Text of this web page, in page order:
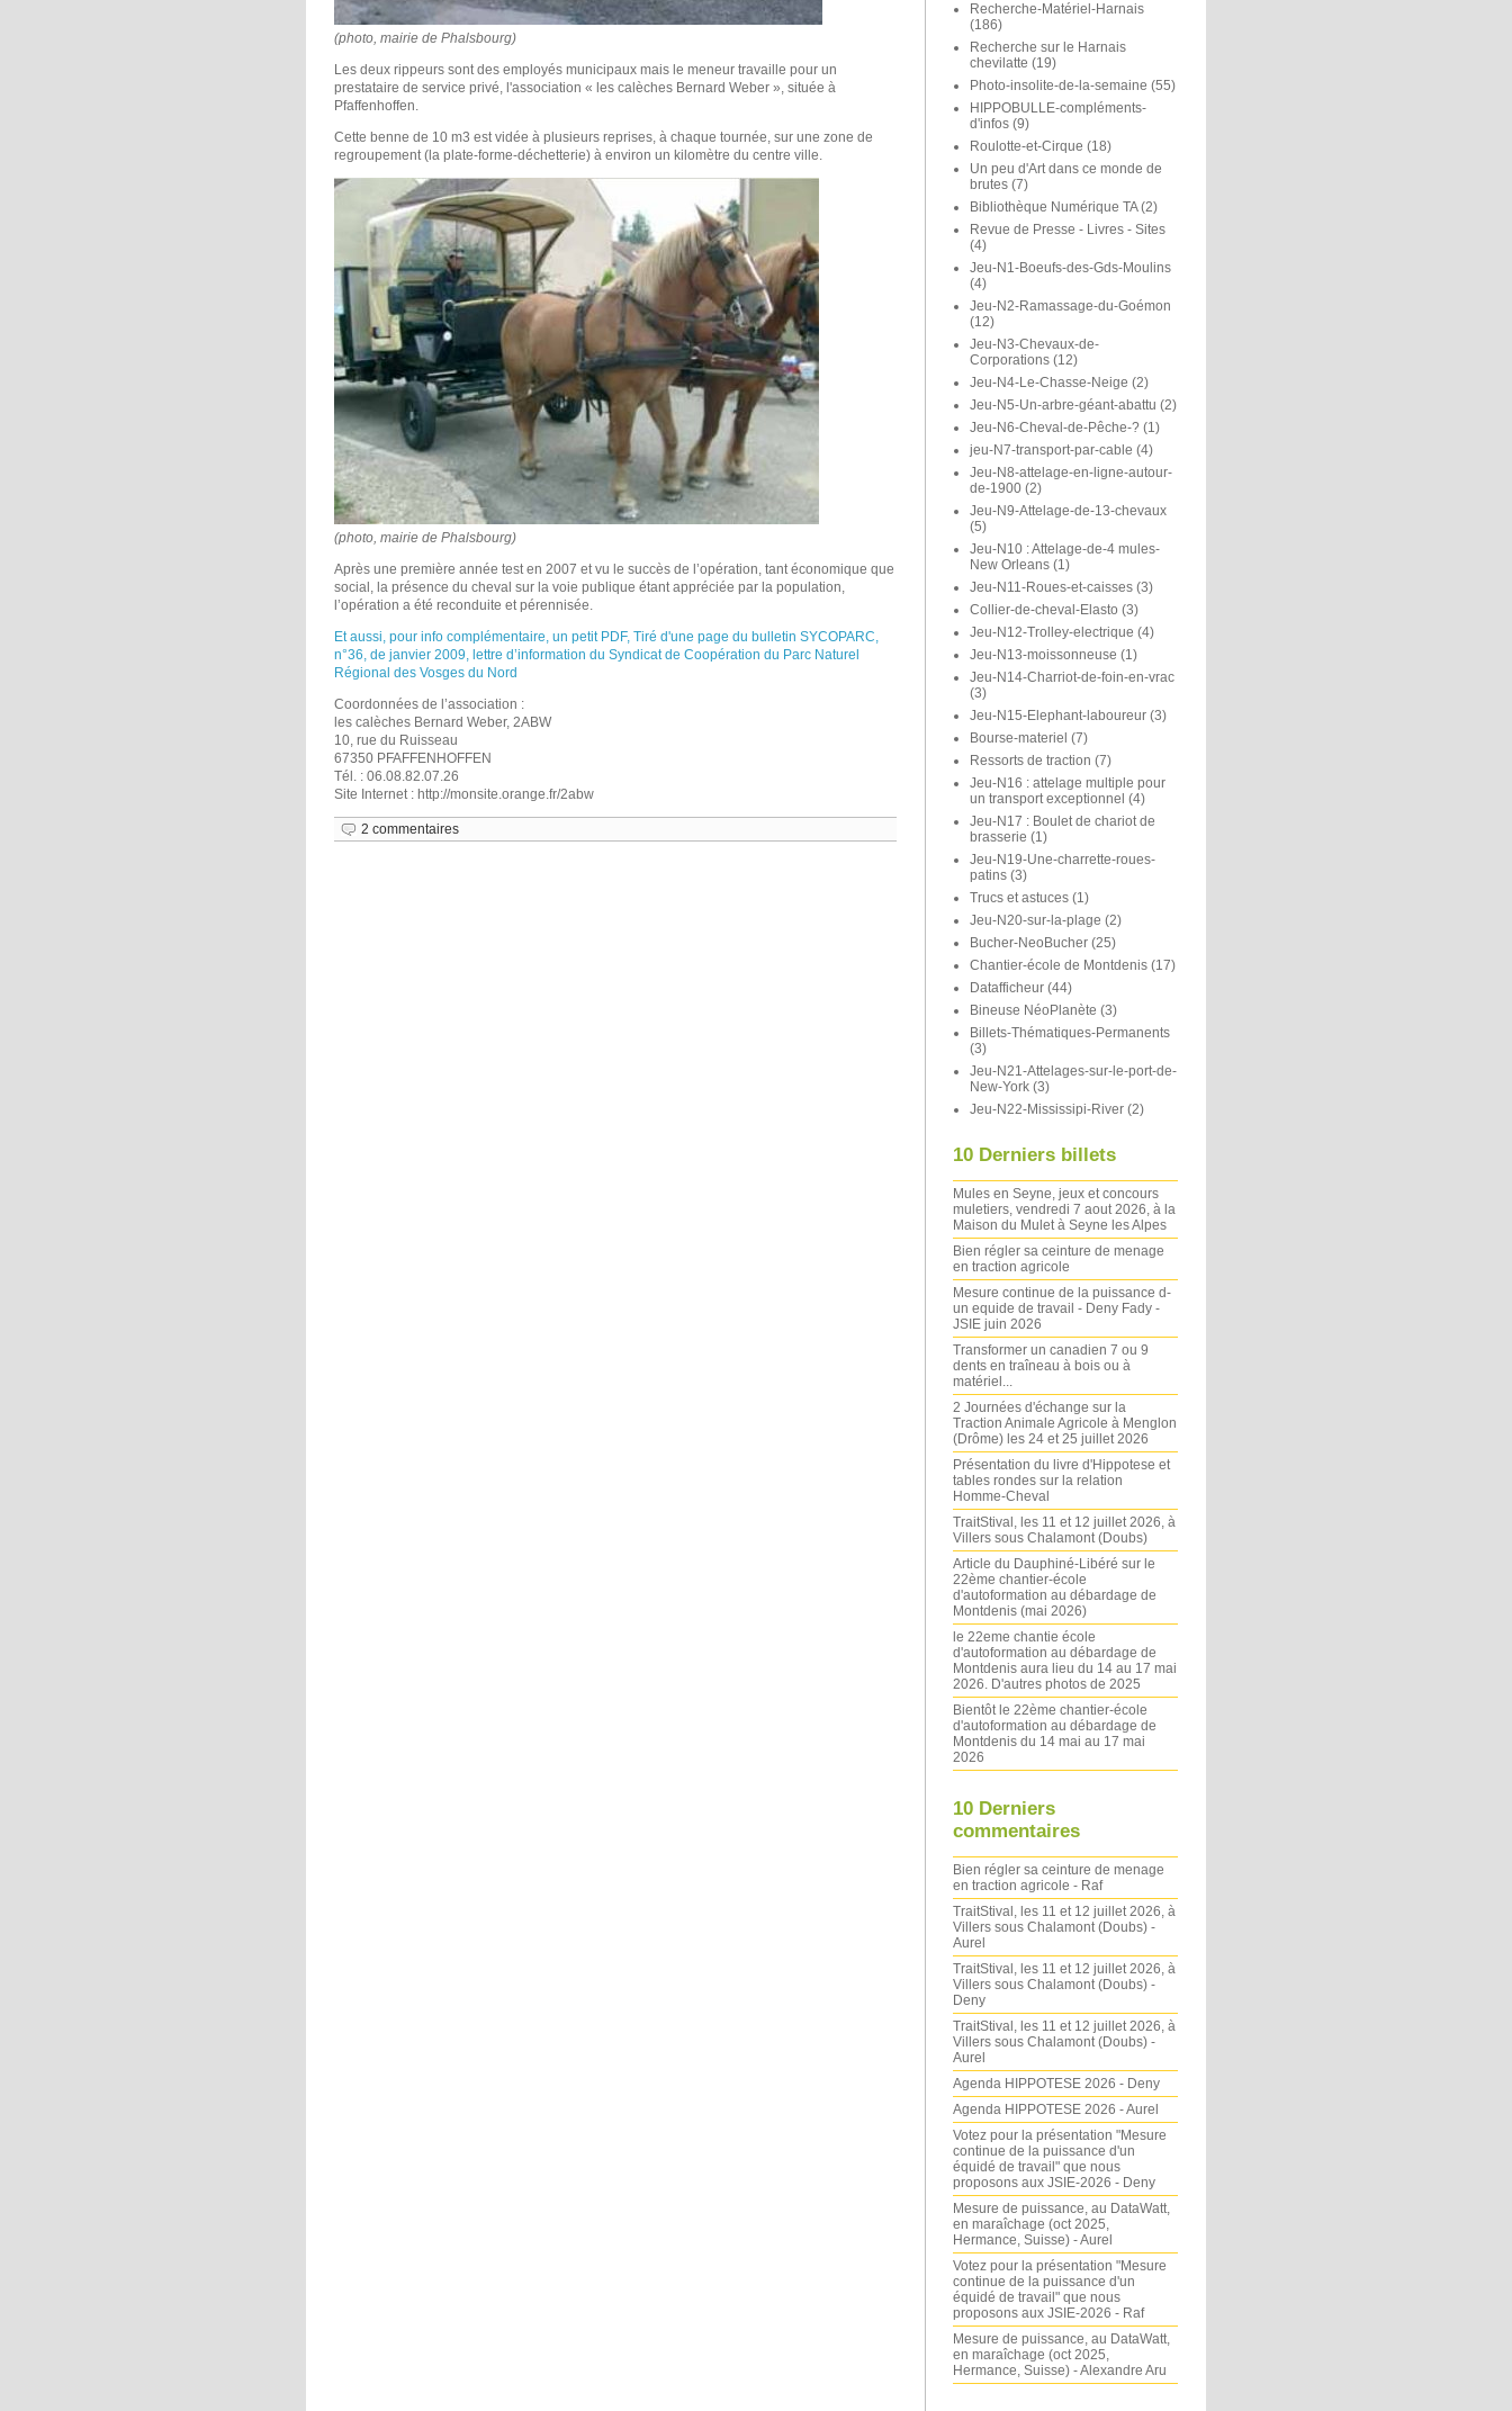
(photo, mairie de Phalsbourg)
Les deux rippeurs sont des employés municipaux mais le meneur travaille pour un
prestataire de service privé, l'association « les calèches Bernard Weber », située à
Pfaffenhoffen.
Cette benne de 10 m3 est vidée à plusieurs reprises, à chaque tournée, sur une zone de
regroupement (la plate-forme-déchetterie) à environ un kilomètre du centre ville.
(photo, mairie de Phalsbourg)
Après une première année test en 2007 et vu le succès de l’opération, tant économique que
social, la présence du cheval sur la voie publique étant appréciée par la population,
l’opération a été reconduite et pérennisée.
Et aussi, pour info complémentaire, un petit PDF, Tiré d'une page du bulletin SYCOPARC,
n°36, de janvier 2009, lettre d’information du Syndicat de Coopération du Parc Naturel
Régional des Vosges du Nord
Coordonnées de l’association :
les calèches Bernard Weber, 2ABW
10, rue du Ruisseau
67350 PFAFFENHOFFEN
Tél. : 06.08.82.07.26
Site Internet : http://monsite.orange.fr/2abw
2 commentaires
Recherche-Matériel-Harnais
(186)
Recherche sur le Harnais
chevilatte (19)
Photo-insolite-de-la-semaine (55)
HIPPOBULLE-compléments-
d'infos (9)
Roulotte-et-Cirque (18)
Un peu d'Art dans ce monde de
brutes (7)
Bibliothèque Numérique TA (2)
Revue de Presse - Livres - Sites
(4)
Jeu-N1-Boeufs-des-Gds-Moulins
(4)
Jeu-N2-Ramassage-du-Goémon
(12)
Jeu-N3-Chevaux-de-
Corporations (12)
Jeu-N4-Le-Chasse-Neige (2)
Jeu-N5-Un-arbre-géant-abattu (2)
Jeu-N6-Cheval-de-Pêche-? (1)
jeu-N7-transport-par-cable (4)
Jeu-N8-attelage-en-ligne-autour-
de-1900 (2)
Jeu-N9-Attelage-de-13-chevaux
(5)
Jeu-N10 : Attelage-de-4 mules-
New Orleans (1)
Jeu-N11-Roues-et-caisses (3)
Collier-de-cheval-Elasto (3)
Jeu-N12-Trolley-electrique (4)
Jeu-N13-moissonneuse (1)
Jeu-N14-Charriot-de-foin-en-vrac
(3)
Jeu-N15-Elephant-laboureur (3)
Bourse-materiel (7)
Ressorts de traction (7)
Jeu-N16 : attelage multiple pour
un transport exceptionnel (4)
Jeu-N17 : Boulet de chariot de
brasserie (1)
Jeu-N19-Une-charrette-roues-
patins (3)
Trucs et astuces (1)
Jeu-N20-sur-la-plage (2)
Bucher-NeoBucher (25)
Chantier-école de Montdenis (17)
Datafficheur (44)
Bineuse NéoPlanète (3)
Billets-Thématiques-Permanents
(3)
Jeu-N21-Attelages-sur-le-port-de-
New-York (3)
Jeu-N22-Mississipi-River (2)
10 Derniers billets
Mules en Seyne, jeux et concours
muletiers, vendredi 7 aout 2026, à la
Maison du Mulet à Seyne les Alpes
Bien régler sa ceinture de menage
en traction agricole
Mesure continue de la puissance d-
un equide de travail - Deny Fady -
JSIE juin 2026
Transformer un canadien 7 ou 9
dents en traîneau à bois ou à
matériel...
2 Journées d'échange sur la
Traction Animale Agricole à Menglon
(Drôme) les 24 et 25 juillet 2026
Présentation du livre d'Hippotese et
tables rondes sur la relation
Homme-Cheval
TraitStival, les 11 et 12 juillet 2026, à
Villers sous Chalamont (Doubs)
Article du Dauphiné-Libéré sur le
22ème chantier-école
d'autoformation au débardage de
Montdenis (mai 2026)
le 22eme chantie école
d'autoformation au débardage de
Montdenis aura lieu du 14 au 17 mai
2026. D'autres photos de 2025
Bientôt le 22ème chantier-école
d'autoformation au débardage de
Montdenis du 14 mai au 17 mai
2026
10 Derniers
commentaires
Bien régler sa ceinture de menage
en traction agricole - Raf
TraitStival, les 11 et 12 juillet 2026, à
Villers sous Chalamont (Doubs) -
Aurel
TraitStival, les 11 et 12 juillet 2026, à
Villers sous Chalamont (Doubs) -
Deny
TraitStival, les 11 et 12 juillet 2026, à
Villers sous Chalamont (Doubs) -
Aurel
Agenda HIPPOTESE 2026 - Deny
Agenda HIPPOTESE 2026 - Aurel
Votez pour la présentation "Mesure
continue de la puissance d'un
équidé de travail" que nous
proposons aux JSIE-2026 - Deny
Mesure de puissance, au DataWatt,
en maraîchage (oct 2025,
Hermance, Suisse) - Aurel
Votez pour la présentation "Mesure
continue de la puissance d'un
équidé de travail" que nous
proposons aux JSIE-2026 - Raf
Mesure de puissance, au DataWatt,
en maraîchage (oct 2025,
Hermance, Suisse) - Alexandre Aru